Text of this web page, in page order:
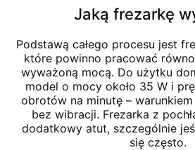
Jaką frezarkę
Podstawą całego procesu jest
które powinno pracować
wyważoną mocą. Do użytku
model o mocy około 35 W i
obrotów na minutę –
bez wibracji. Frezarka z
dodatkowy atut, szczególnie
się często.